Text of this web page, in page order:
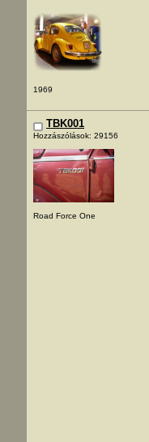
1969
TBK001
Hozzászólások: 29156
Road Force One